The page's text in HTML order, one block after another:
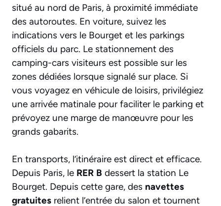
situé au nord de Paris, à proximité immédiate
des autoroutes. En voiture, suivez les
indications vers le Bourget et les parkings
officiels du parc. Le stationnement des
camping-cars visiteurs est possible sur les
zones dédiées lorsque signalé sur place. Si
vous voyagez en véhicule de loisirs, privilégiez
une arrivée matinale pour faciliter le parking et
prévoyez une marge de manœuvre pour les
grands gabarits.
En transports, l’itinéraire est direct et efficace.
Depuis Paris, le RER B dessert la station Le
Bourget. Depuis cette gare, des navettes
gratuites relient l’entrée du salon et tournent